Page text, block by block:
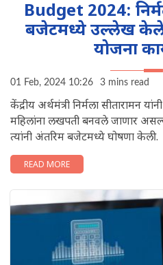
Budget 2024:
बजेटमध्ये उल्लेख
योजना
01 Feb, 2024 10:26 3 mins read
केंद्रीय अर्थमंत्री निर्मला सीतारामन
महिलांना लखपती बनवले जाणार
त्यांनी अंतरिम बजेटमध्ये घोषणा केली.
READ MORE